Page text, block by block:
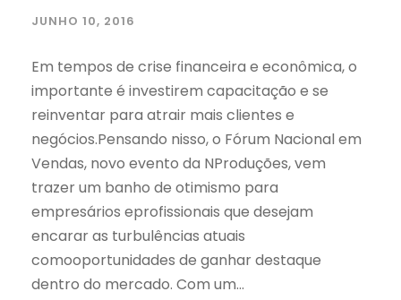
JUNHO 10, 2016
Em tempos de crise financeira e econômica, o
importante é investirem capacitação e se
reinventar para atrair mais clientes e
negócios.Pensando nisso, o Fórum Nacional em
Vendas, novo evento da NProduções, vem
trazer um banho de otimismo para
empresários eprofissionais que desejam
encarar as turbulências atuais
comooportunidades de ganhar destaque
dentro do mercado. Com um...